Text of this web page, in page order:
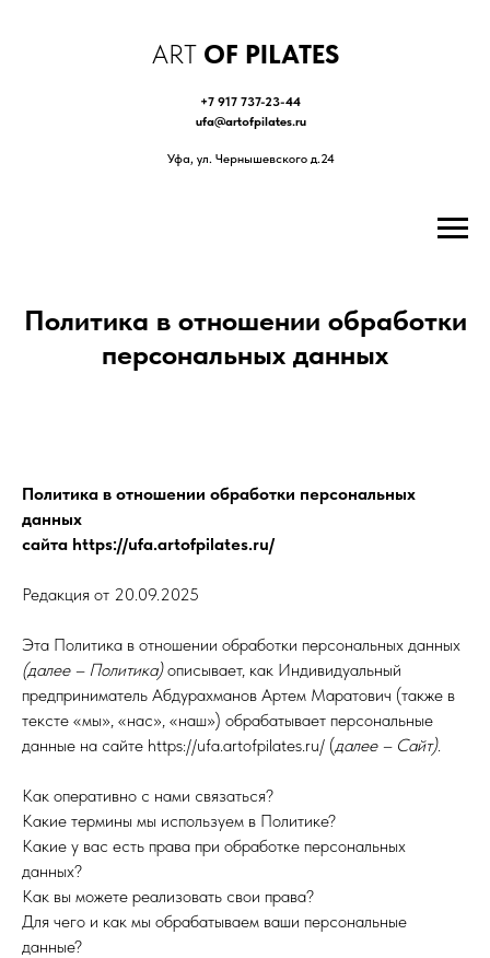
ART OF PILATES
+7 917 737-23-44
ufa@artofpilates.ru
Уфа, ул. Чернышевского д.24
Политика в отношении обработки
персональных данных
Политика в отношении обработки персональных
данных
сайта https://ufa.artofpilates.ru/
Редакция от 20.09.2025
Эта Политика в отношении обработки персональных данных
(далее – Политика)описывает, как Индивидуальный
предприниматель Абдурахманов Артем Маратович (также в
тексте «мы», «нас», «наш») обрабатывает персональные
данные на сайте https://ufa.artofpilates.ru/ (далее – Сайт).
Как оперативно с нами связаться?
Какие термины мы используем в Политике?
Какие у вас есть права при обработке персональных
данных?
Как вы можете реализовать свои права?
Для чего и как мы обрабатываем ваши персональные
данные?